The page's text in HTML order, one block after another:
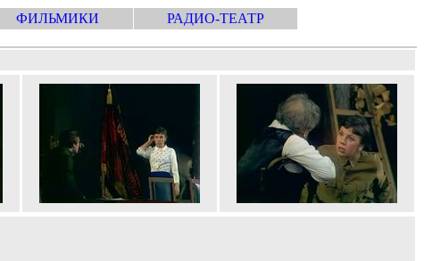
ФИЛЬМИКИ РАДИО-ТЕАТР